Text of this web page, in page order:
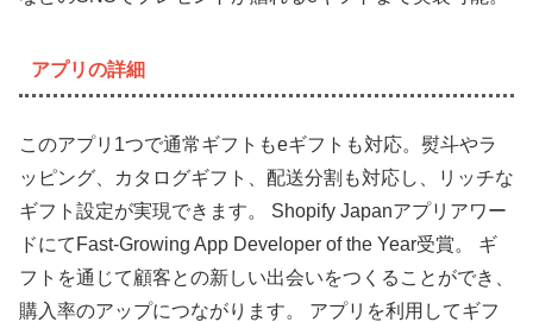
アプリの詳細
このアプリ1つで通常ギフトもeギフトも対応。熨斗やラ
ッピング、カタログギフト、配送分割も対応し、リッチな
ギフト設定が実現できます。 Shopify Japanアプリアワー
ドにてFast-Growing App Developer of the Year受賞。 ギ
フトを通じて顧客との新しい出会いをつくることができ、
購入率のアップにつながります。 アプリを利用してギフ